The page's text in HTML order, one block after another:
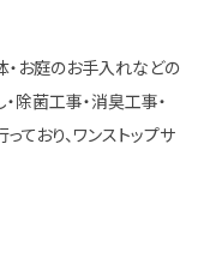
・お庭のお手入れなどの
除菌工事・消臭工事・
ており、ワンストップサ